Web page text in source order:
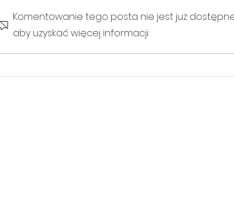
Warsztaty poruszające temat
V Gminny
Komentowanie tego posta nie jest już
aby uzyskać więcej informacji.